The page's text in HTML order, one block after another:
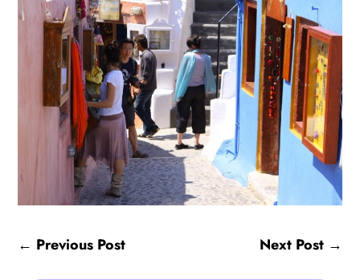
← Previous Post Next Post→